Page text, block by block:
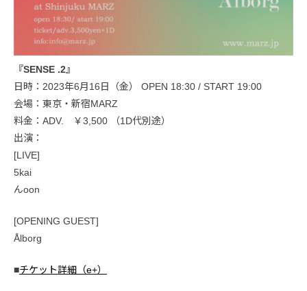
『SENSE .2』
日時：2023年6月16日（金） OPEN 18:30 / START 19:00
会場：東京・新宿MARZ
料金：ADV. ￥3,500 （1D代別途）
出演：
[LIVE]
5kai
んoon
[OPENING GUEST]
Ålborg
■チケット詳細（e+）